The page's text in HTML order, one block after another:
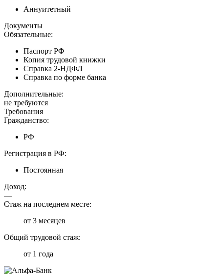
Аннуитетный
Документы
Обязательные:
Паспорт РФ
Копия трудовой книжки
Справка 2-НДФЛ
Справка по форме банка
Дополнительные:
не требуются
Требования
Гражданство:
РФ
Регистрация в РФ:
Постоянная
Доход:
—
Стаж на последнем месте:
от 3 месяцев
Общий трудовой стаж:
от 1 года